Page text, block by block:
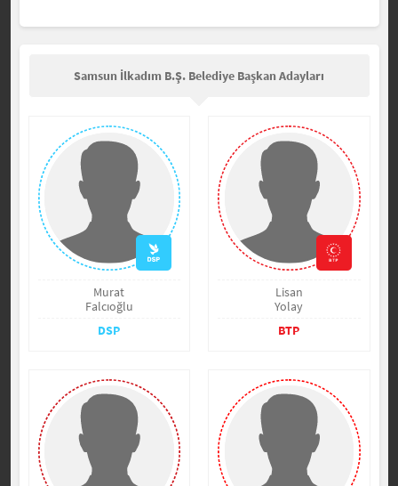
Samsun İlkadım B.Ş. Belediye Başkan Adayları
Murat
Falcıoğlu
DSP
Lisan
Yolay
BTP